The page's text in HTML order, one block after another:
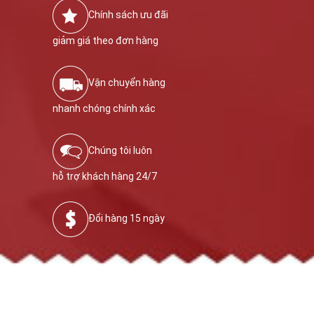
Chính sách ưu đãi
giảm giá theo đơn hàng
Vận chuyển hàng
nhanh chóng chính xác
Chúng tôi luôn
hỗ trợ khách hàng 24/7
Đổi hàng 15 ngày